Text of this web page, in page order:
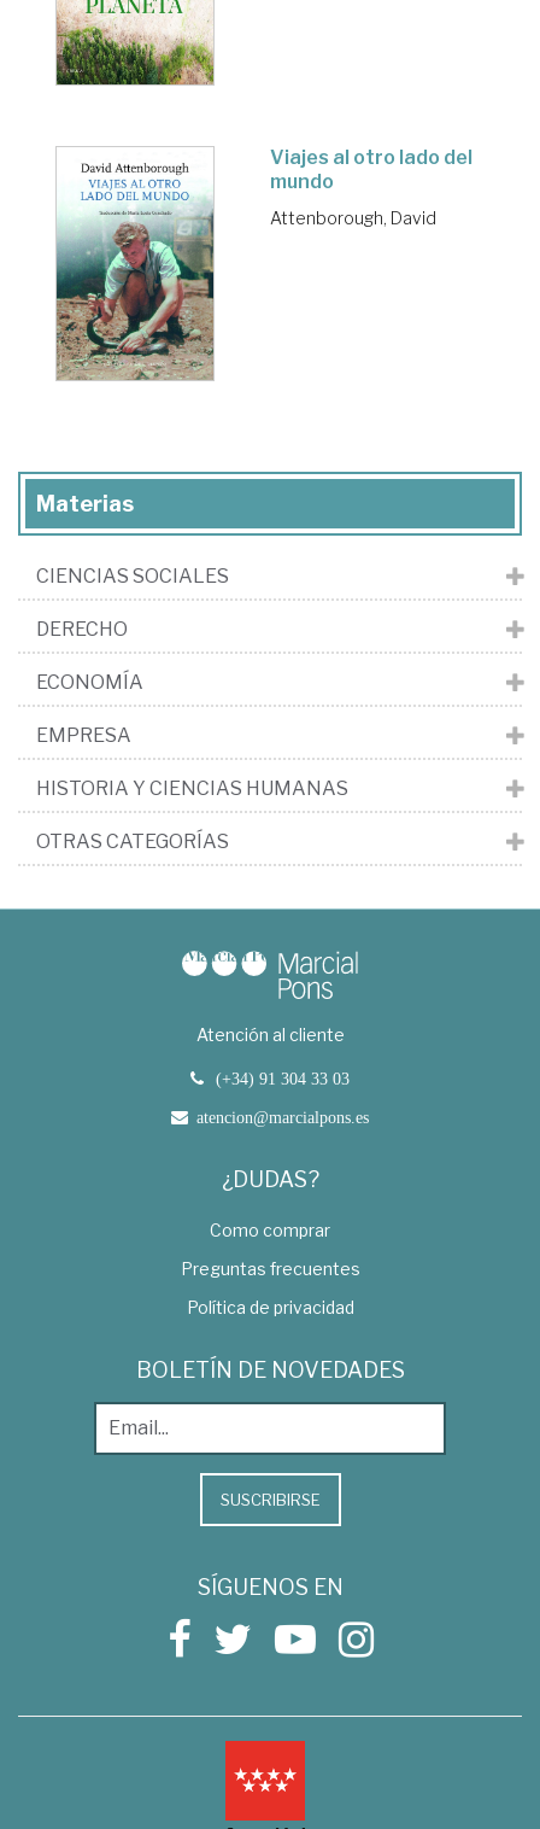
Viajes al otro lado del
mundo
Attenborough, David
Materias
CIENCIAS SOCIALES
DERECHO
ECONOMÍA
EMPRESA
HISTORIA Y CIENCIAS HUMANAS
OTRAS CATEGORÍAS
Atención al cliente
(+34) 91 304 33 03
atencion@marcialpons.es
¿DUDAS?
Como comprar
Preguntas frecuentes
Política de privacidad
BOLETÍN DE NOVEDADES
SUSCRIBIRSE
SÍGUENOS EN